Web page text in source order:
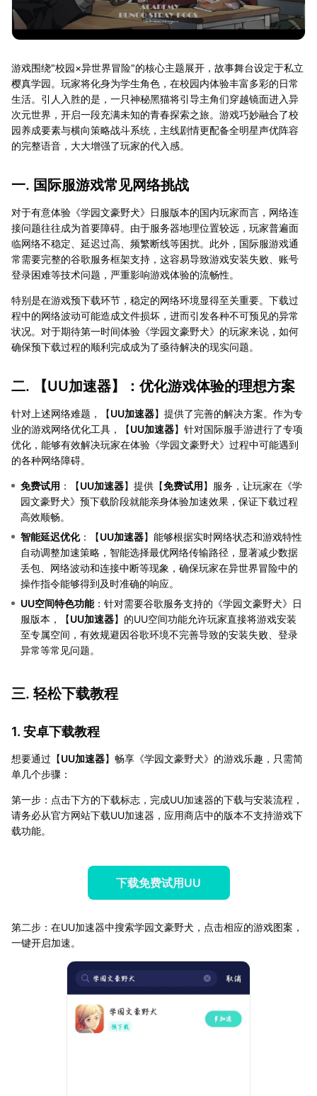
游戏围绕"校园×异世界冒险"的核心主题展开，故事舞台设定于私立
樱真学园。玩家将化身为学生角色，在校园内体验丰富多彩的日常
生活。引人入胜的是，一只神秘黑猫将引导主角们穿越镜面进入异
次元世界，开启一段充满未知的青春探索之旅。游戏巧妙融合了校
园养成要素与横向策略战斗系统，主线剧情更配备全明星声优阵容
的完整语音，大大增强了玩家的代入感。
一. 国际服游戏常见网络挑战
对于有意体验《学园文豪野犬》日服版本的国内玩家而言，网络连
接问题往往成为首要障碍。由于服务器地理位置较远，玩家普遍面
临网络不稳定、延迟过高、频繁断线等困扰。此外，国际服游戏通
常需要完整的谷歌服务框架支持，这容易导致游戏安装失败、账号
登录困难等技术问题，严重影响游戏体验的流畅性。
特别是在游戏预下载环节，稳定的网络环境显得至关重要。下载过
程中的网络波动可能造成文件损坏，进而引发各种不可预见的异常
状况。对于期待第一时间体验《学园文豪野犬》的玩家来说，如何
确保预下载过程的顺利完成成为了亟待解决的现实问题。
二. 【UU加速器】：优化游戏体验的理想方案
针对上述网络难题，【UU加速器】提供了完善的解决方案。作为专
业的游戏网络优化工具，【UU加速器】针对国际服手游进行了专项
优化，能够有效解决玩家在体验《学园文豪野犬》过程中可能遇到
的各种网络障碍。
免费试用 ：【UU加速器】提供【免费试用】服务，让玩家在《学
园文豪野犬》预下载阶段就能亲身体验加速效果，保证下载过程
高效顺畅。
智能延迟优化：【UU加速器】能够根据实时网络状态和游戏特性
自动调整加速策略，智能选择最优网络传输路径，显著减少数据
丢包、网络波动和连接中断等现象，确保玩家在异世界冒险中的
操作指令能够得到及时准确的响应。
UU空间特色功能：针对需要谷歌服务支持的《学园文豪野犬》日
服版本，【UU加速器】的UU空间功能允许玩家直接将游戏安装
至专属空间，有效规避因谷歌环境不完善导致的安装失败、登录
异常等常见问题。
三. 轻松下载教程
1. 安卓下载教程
想要通过【UU加速器】畅享《学园文豪野犬》的游戏乐趣，只需简
单几个步骤：
第一步：点击下方的下载标志，完成UU加速器的下载与安装流程，
请务必从官方网站下载UU加速器，应用商店中的版本不支持游戏下
载功能。
下载免费试用UU
第二步：在UU加速器中搜索学园文豪野犬，点击相应的游戏图案，
一键开启加速。